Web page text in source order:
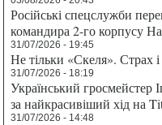
Російські спецслужби
командира 2-го корпусу
31/07/2026 - 19:45
Не тільки «Скеля».
31/07/2026 - 18:19
Український гросмейстер
за найкрасивіший хід на
31/07/2026 - 14:48